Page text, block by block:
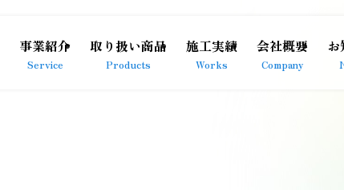
事業紹介
Service
取り扱い商品
Products
施工実績
Works
会社概要
Company
お